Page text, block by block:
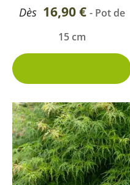
Dès 16,90€ - Pot de
15 cm